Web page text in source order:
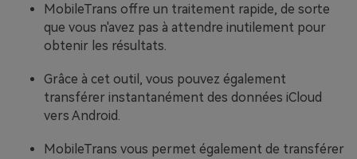
MobileTrans offre un traitement rapide, de sorte
que vous n'avez pas à attendre inutilement pour
obtenir les résultats.
Grâce à cet outil, vous pouvez également
transférer instantanément des données iCloud
vers Android.
MobileTrans vous permet également de transférer